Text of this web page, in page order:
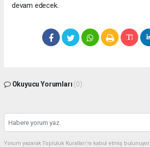
devam edecek.
Okuyucu Yorumları (0)
Yorum yazarak Topluluk Kuralları’nı kabul etmiş